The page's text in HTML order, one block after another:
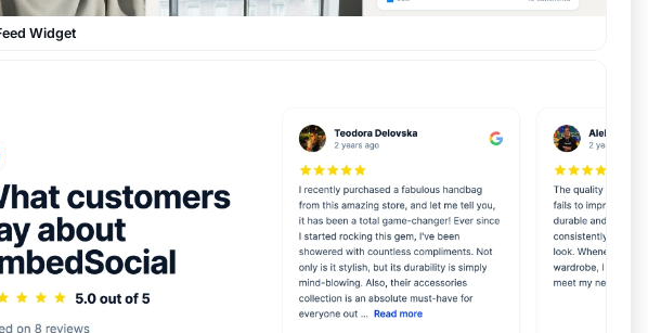
Widget